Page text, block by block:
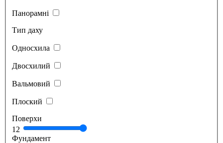
Панорамні
Тип даху
Односхила
Двосхилий
Вальмовий
Плоский
Поверхи
1 2
Фундамент